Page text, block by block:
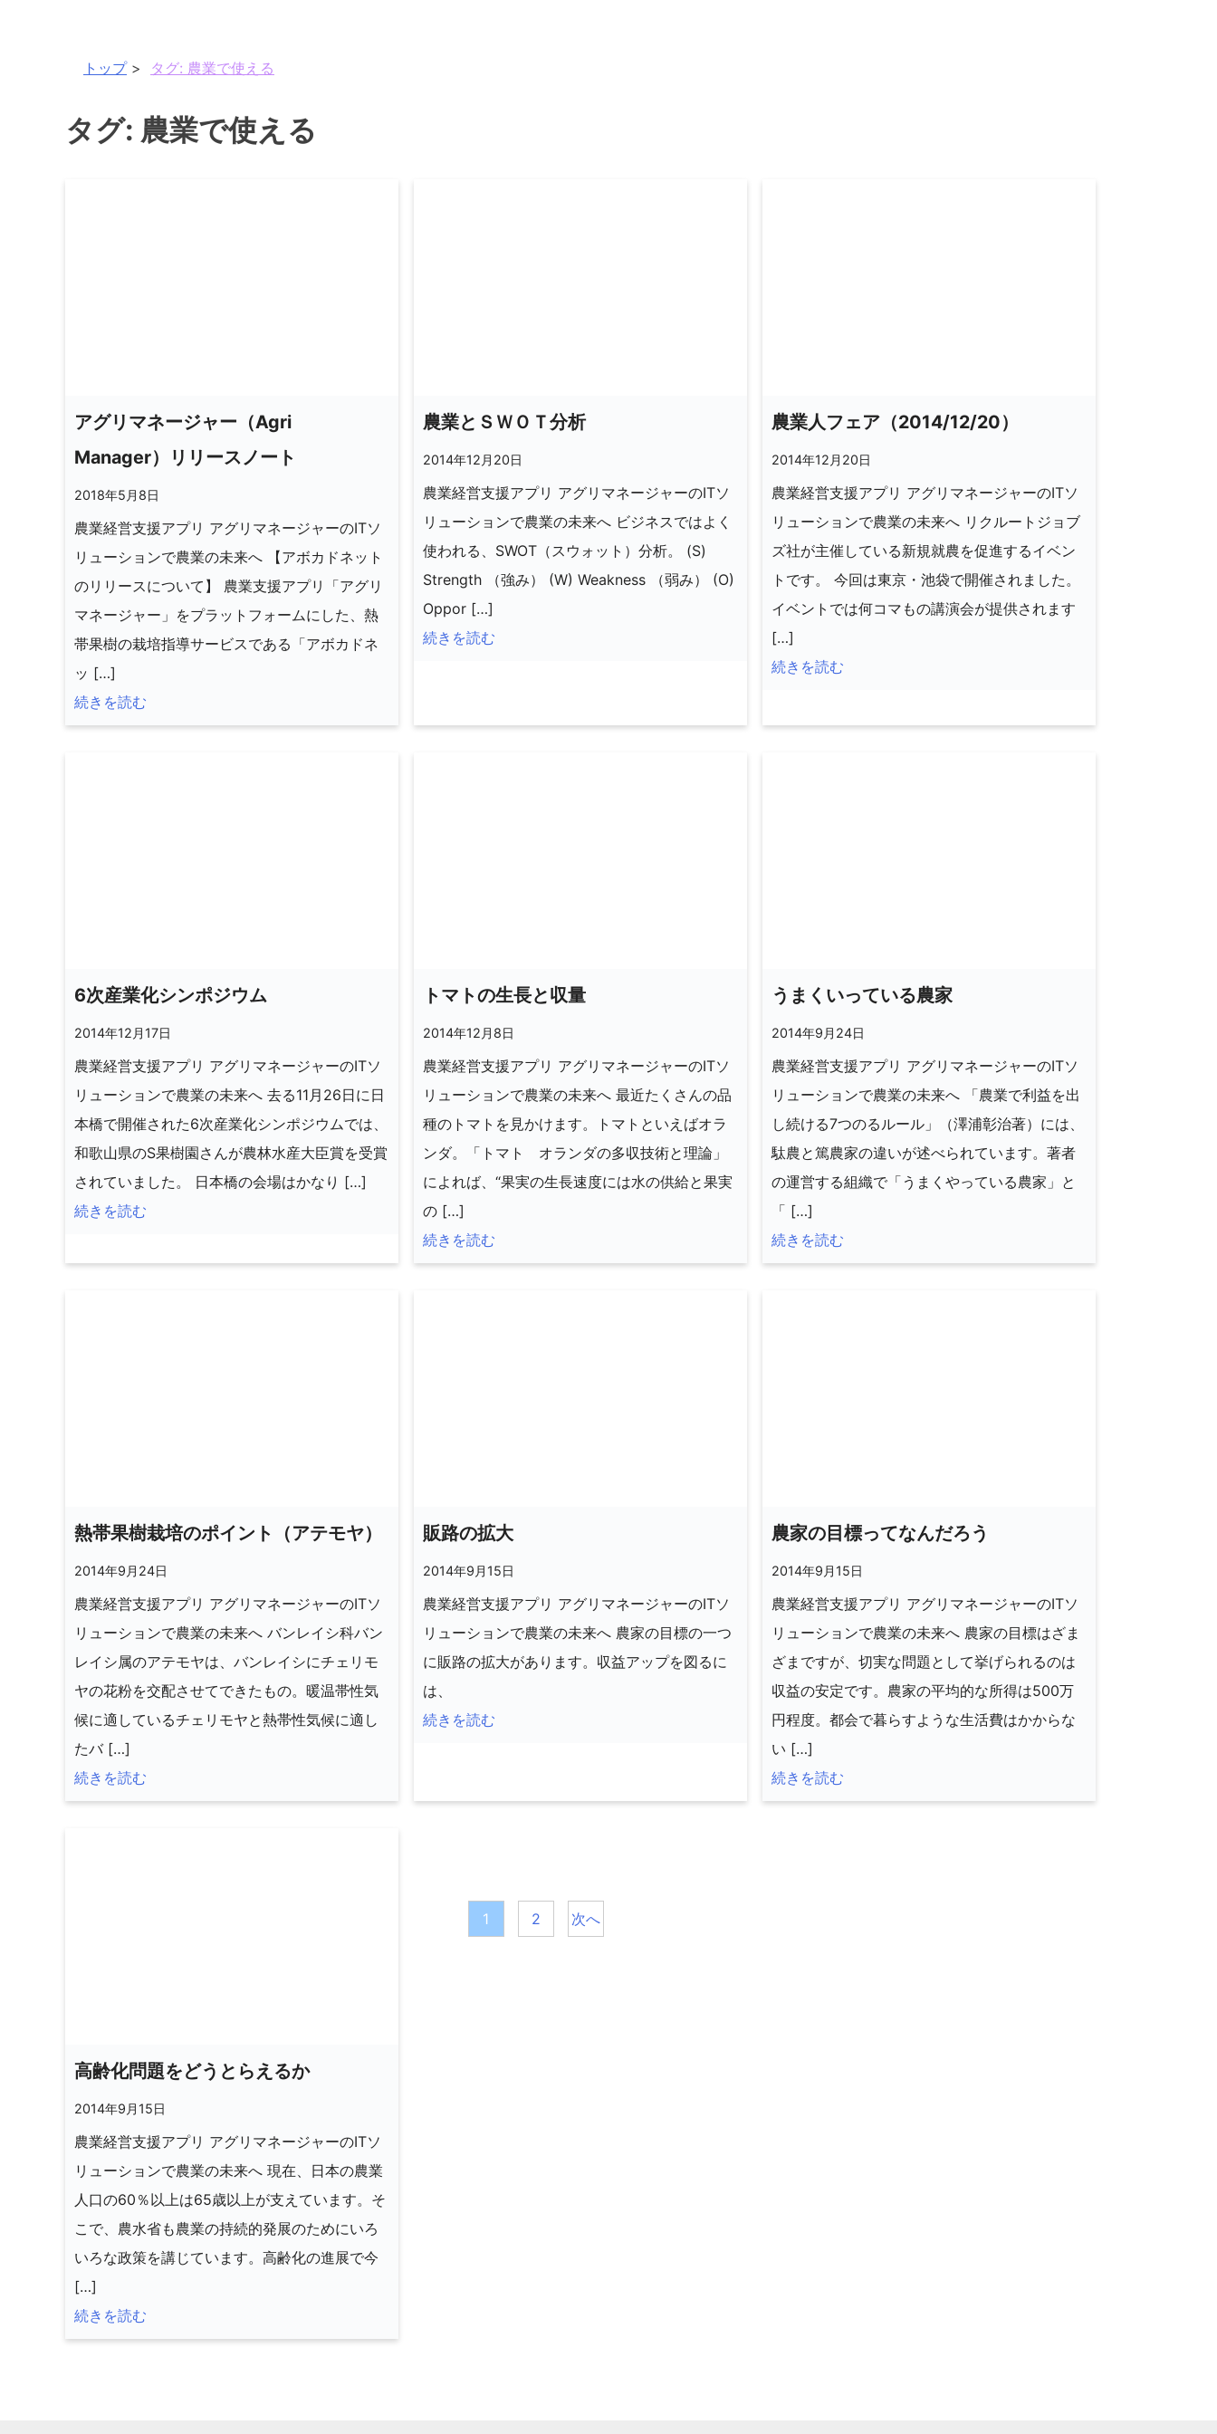
トップ タグ: 農業で使える
タグ: 農業で使える
アグリマネージャー（Agri
Manager）リリースノート
2018年5月8日
農業経営支援アプリ アグリマネージャーのITソ
リューションで農業の未来へ 【アボカドネット
のリリースについて】 農業支援アプリ「アグリ
マネージャー」をプラットフォームにした、熱
帯果樹の栽培指導サービスである「アボカドネ
ッ […]
続きを読む
農業とＳＷＯＴ分析
2014年12月20日
農業経営支援アプリ アグリマネージャーのITソ
リューションで農業の未来へ ビジネスではよく
使われる、SWOT（スウォット）分析。 (S)
Strength （強み） (W) Weakness （弱み） (O)
Oppor […]
続きを読む
農業人フェア（2014/12/20）
2014年12月20日
農業経営支援アプリ アグリマネージャーのITソ
リューションで農業の未来へ リクルートジョブ
ズ社が主催している新規就農を促進するイベン
トです。 今回は東京・池袋で開催されました。
イベントでは何コマもの講演会が提供されます
[…]
続きを読む
6次産業化シンポジウム
2014年12月17日
農業経営支援アプリ アグリマネージャーのITソ
リューションで農業の未来へ 去る11月26日に日
本橋で開催された6次産業化シンポジウムでは、
和歌山県のS果樹園さんが農林水産大臣賞を受賞
されていました。 日本橋の会場はかなり […]
続きを読む
トマトの生長と収量
2014年12月8日
農業経営支援アプリ アグリマネージャーのITソ
リューションで農業の未来へ 最近たくさんの品
種のトマトを見かけます。トマトといえばオラ
ンダ。「トマト オランダの多収技術と理論」
によれば、“果実の生長速度には水の供給と果実
の […]
続きを読む
うまくいっている農家
2014年9月24日
農業経営支援アプリ アグリマネージャーのITソ
リューションで農業の未来へ 「農業で利益を出
し続ける7つのるルール」（澤浦彰治著）には、
駄農と篤農家の違いが述べられています。著者
の運営する組織で「うまくやっている農家」と
「 […]
続きを読む
熱帯果樹栽培のポイント（アテモヤ）
2014年9月24日
農業経営支援アプリ アグリマネージャーのITソ
リューションで農業の未来へ バンレイシ科バン
レイシ属のアテモヤは、バンレイシにチェリモ
ヤの花粉を交配させてできたもの。暖温帯性気
候に適しているチェリモヤと熱帯性気候に適し
たバ […]
続きを読む
販路の拡大
2014年9月15日
農業経営支援アプリ アグリマネージャーのITソ
リューションで農業の未来へ 農家の目標の一つ
に販路の拡大があります。収益アップを図るに
は、
続きを読む
農家の目標ってなんだろう
2014年9月15日
農業経営支援アプリ アグリマネージャーのITソ
リューションで農業の未来へ 農家の目標はざま
ざまですが、切実な問題として挙げられるのは
収益の安定です。農家の平均的な所得は500万
円程度。都会で暮らすような生活費はかからな
い […]
続きを読む
高齢化問題をどうとらえるか
2014年9月15日
農業経営支援アプリ アグリマネージャーのITソ
リューションで農業の未来へ 現在、日本の農業
人口の60％以上は65歳以上が支えています。そ
こで、農水省も農業の持続的発展のためにいろ
いろな政策を講じています。高齢化の進展で今
[…]
続きを読む
投
稿
1 2 次へ